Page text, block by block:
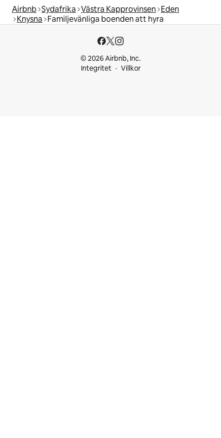
Airbnb Sydafrika Västra Kapprovinsen Eden
Knysna Familjevänliga boenden att hyra
© 2026 Airbnb, Inc.
Integritet
Villkor